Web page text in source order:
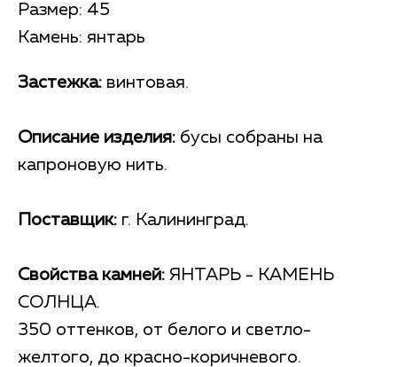
Застежка: винтовая.
Описание изделия: бусы собраны на
капроновую нить.
Поставщик: г. Калининград.
Свойства камней: ЯНТАРЬ - КАМЕНЬ
СОЛНЦА.
350 оттенков, от белого и светло-
желтого, до красно-коричневого.
Размер: 45
Камень: янтарь